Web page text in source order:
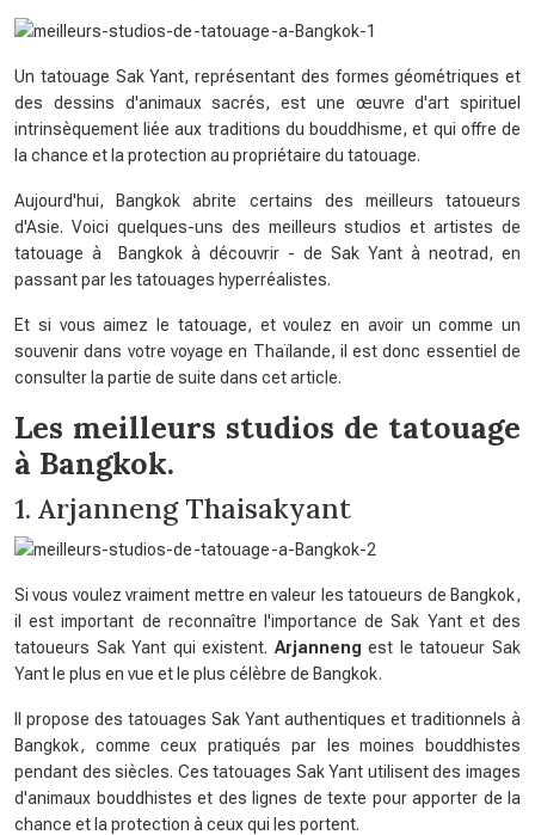
Un tatouage Sak Yant, représentant des formes géométriques et
des dessins d'animaux sacrés, est une œuvre d'art spirituel
intrinsèquement liée aux traditions du bouddhisme, et qui offre de
la chance et la protection au propriétaire du tatouage.
Aujourd'hui, Bangkok abrite certains des meilleurs tatoueurs
d'Asie. Voici quelques-uns des meilleurs studios et artistes de
tatouage à Bangkok à découvrir - de Sak Yant à neotrad, en
passant par les tatouages ​​​​hyperréalistes.
Et si vous aimez le tatouage, et voulez en avoir un comme un
souvenir dans votre voyage en Thaïlande, il est donc essentiel de
consulter la partie de suite dans cet article.
Les meilleurs studios de tatouage
à Bangkok.
1. Arjanneng Thaisakyant
Si vous voulez vraiment mettre en valeur les tatoueurs de Bangkok,
il est important de reconnaître l'importance de Sak Yant et des
tatoueurs Sak Yant qui existent. Arjanneng est le tatoueur Sak
Yant le plus en vue et le plus célèbre de Bangkok.
Il propose des tatouages ​​Sak Yant authentiques et traditionnels à
Bangkok, comme ceux pratiqués par les moines bouddhistes
pendant des siècles. Ces tatouages ​​​Sak Yant utilisent des images
d'animaux bouddhistes et des lignes de texte pour apporter de la
chance et la protection à ceux qui les portent.